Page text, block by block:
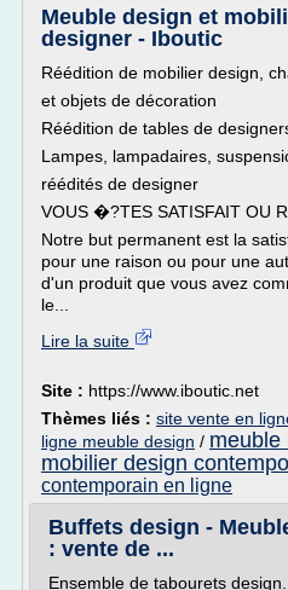
Meuble design et
designer - Iboutic
Réédition de mobilier design,
et objets de décoration
Réédition de tables de
Lampes, lampadaires,
réédités de designer
VOUS �?TES SATISFAIT OU
Notre but permanent est la
pour une raison ou pour une
d'un produit que vous avez
le...
Lire la suite
Site : https://www.iboutic.net
Thèmes liés : site vente en
ligne meuble design / meuble
mobilier design
contemporain en ligne
Buffets design -
: vente de ...
Ensemble de tabourets